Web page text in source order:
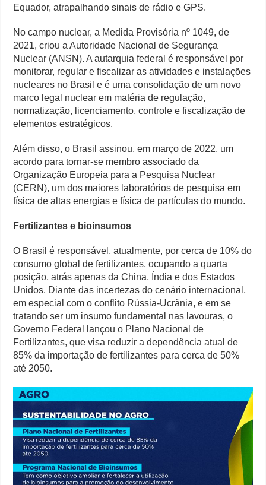
Equador, atrapalhando sinais de rádio e GPS.
No campo nuclear, a Medida Provisória nº 1049, de
2021, criou a Autoridade Nacional de Segurança
Nuclear (ANSN). A autarquia federal é responsável por
monitorar, regular e fiscalizar as atividades e instalações
nucleares no Brasil e é uma consolidação de um novo
marco legal nuclear em matéria de regulação,
normatização, licenciamento, controle e fiscalização de
elementos estratégicos.
Além disso, o Brasil assinou, em março de 2022, um
acordo para tornar-se membro associado da
Organização Europeia para a Pesquisa Nuclear
(CERN), um dos maiores laboratórios de pesquisa em
física de altas energias e física de partículas do mundo.
Fertilizantes e bioinsumos
O Brasil é responsável, atualmente, por cerca de 10% do
consumo global de fertilizantes, ocupando a quarta
posição, atrás apenas da China, Índia e dos Estados
Unidos. Diante das incertezas do cenário internacional,
em especial com o conflito Rússia-Ucrânia, e em se
tratando ser um insumo fundamental nas lavouras, o
Governo Federal lançou o Plano Nacional de
Fertilizantes, que visa reduzir a dependência atual de
85% da importação de fertilizantes para cerca de 50%
até 2050.